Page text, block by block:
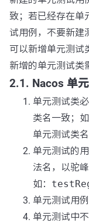
致；若已经存在单
试用例，不要新建
可以新增单元测试
新增的单元测试类
2.1. Nacos 单
单元测试类
类名一致；
单元测试类
单元测试的
法名，以驼
如：
单元测试用
单元测试中